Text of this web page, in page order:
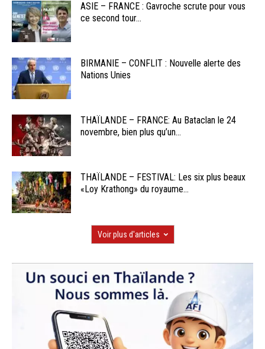
ASIE – FRANCE : Gavroche scrute pour vous
ce second tour...
BIRMANIE – CONFLIT : Nouvelle alerte des
Nations Unies
THAÏLANDE – FRANCE: Au Bataclan le 24
novembre, bien plus qu’un...
THAÏLANDE – FESTIVAL: Les six plus beaux
«Loy Krathong» du royaume...
Voir plus d'articles